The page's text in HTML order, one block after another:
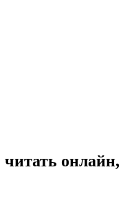
читать онлайн,